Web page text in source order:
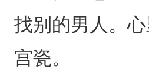
找别的男人。
宫瓷。